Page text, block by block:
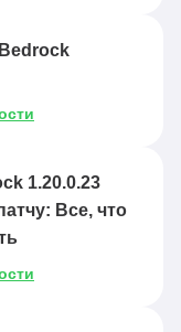
1.20.0.23
Все, что